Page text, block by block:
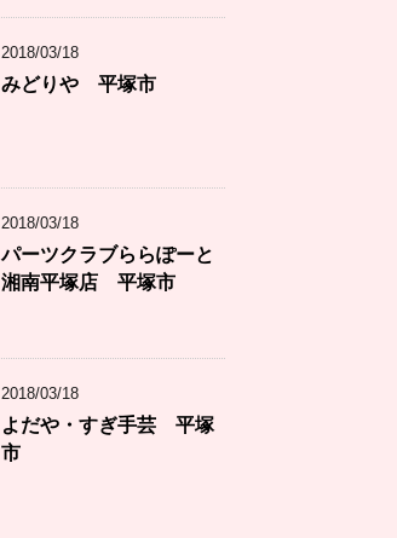
2018/03/18
みどりや 平塚市
2018/03/18
パーツクラブららぽーと
湘南平塚店 平塚市
2018/03/18
よだや・すぎ手芸 平塚
市